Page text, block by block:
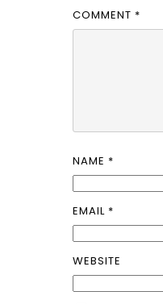
COMMENT *
NAME *
EMAIL *
WEBSITE